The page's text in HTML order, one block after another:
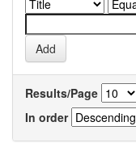
Results/Page
In order